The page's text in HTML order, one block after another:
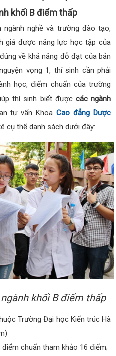
khối B điểm thấp
nghề và trường đào tạo,
giá được năng lực học tập của
về khả năng đỗ đạt của bản
vọng 1, thí sinh cần phải
học, điểm chuẩn của trường
thí sinh biết được các ngành
tư vấn KhoaCao đẳng Dược
cụ thể danh sách dưới đây:
khối B điểm thấp
Trường Đại học Kiến trúc Hà
chuẩn tham khảo 16 điểm;